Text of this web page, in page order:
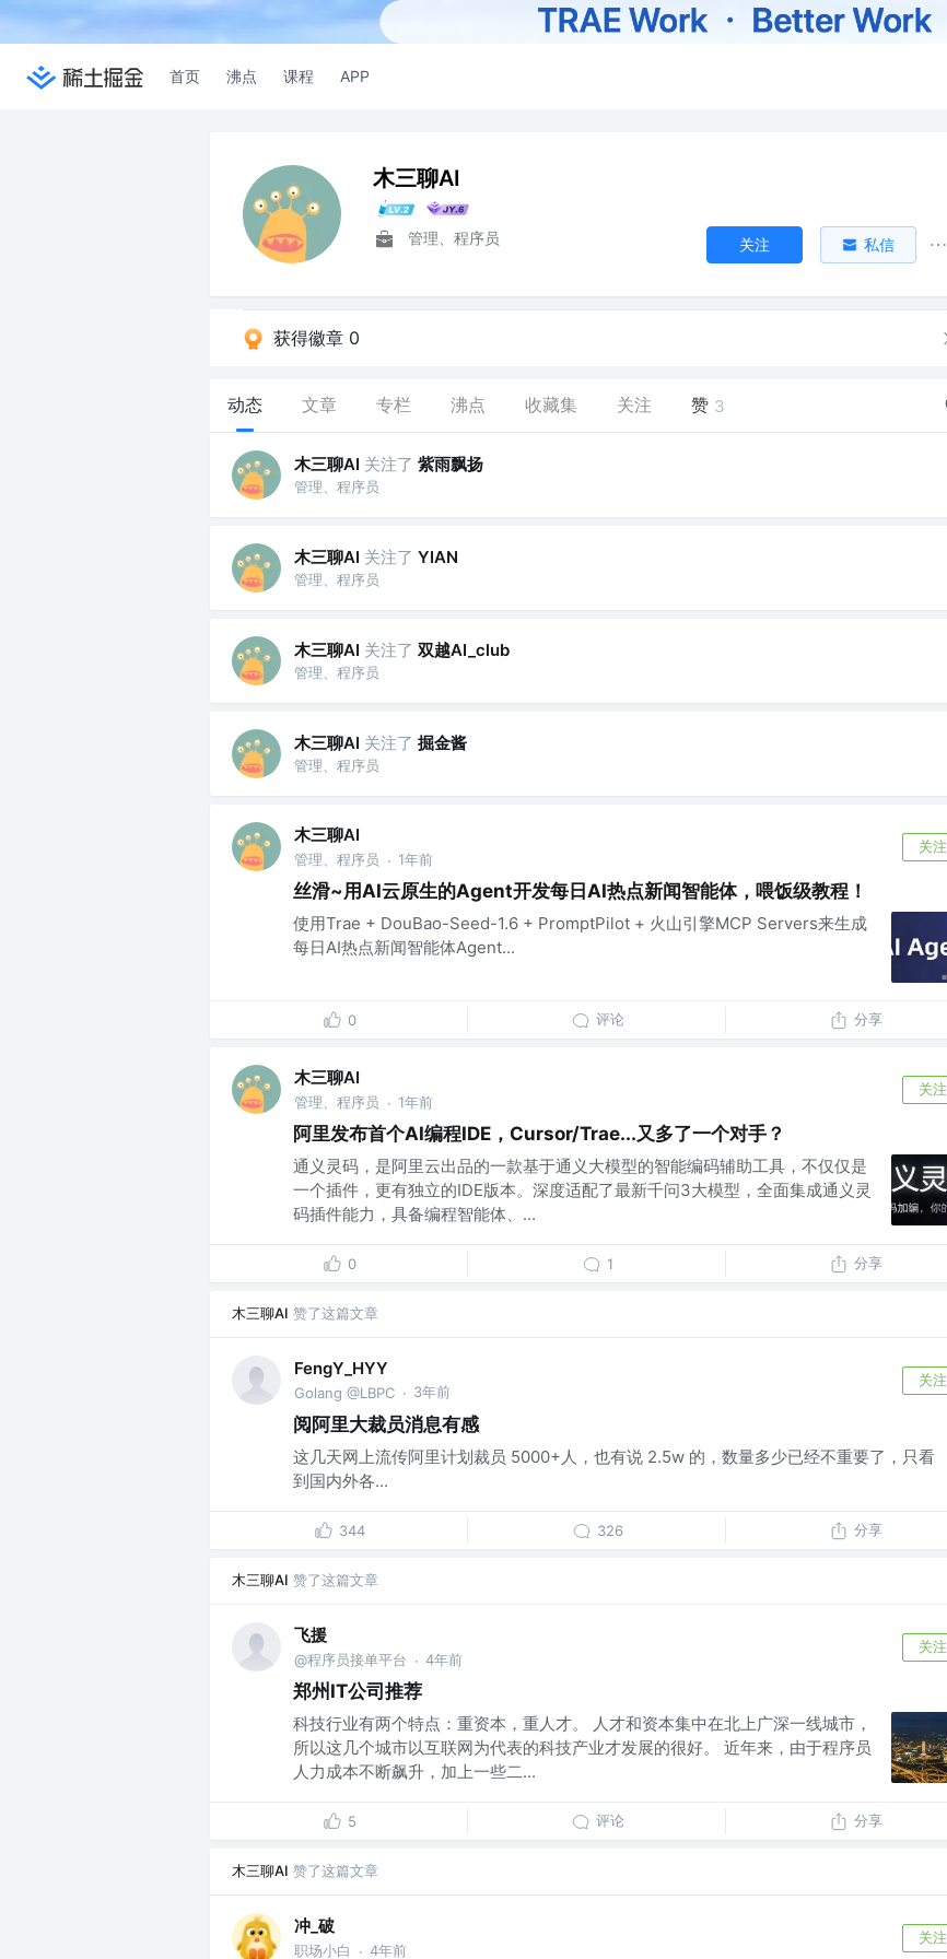
首页 沸点 课程 APP
木三聊AI
管理、程序员 关注 私信
获得徽章 0
动态 文章 专栏 沸点 收藏集 关注 赞 3
木三聊AI 关注了 紫雨飘扬
管理、程序员
木三聊AI 关注了 YIAN
管理、程序员
木三聊AI 关注了 双越AI_club
管理、程序员
木三聊AI 关注了 掘金酱
管理、程序员
木三聊AI
管理、程序员 · 1年前
关注
丝滑~用AI云原生的Agent开发每日AI热点新闻智能体，喂饭级教程！
使用Trae + DouBao-Seed-1.6 + PromptPilot + 火山引擎MCP Servers来生成
每日AI热点新闻智能体Agent...
0 评论 分享
木三聊AI
管理、程序员 · 1年前
关注
阿里发布首个AI编程IDE，Cursor/Trae...又多了一个对手？
通义灵码，是阿里云出品的一款基于通义大模型的智能编码辅助工具，不仅仅是
一个插件，更有独立的IDE版本。深度适配了最新千问3大模型，全面集成通义灵
码插件能力，具备编程智能体、...
0 1 分享
木三聊AI 赞了这篇文章
FengY_HYY
Golang @LBPC · 3年前
关注
阅阿里大裁员消息有感
这几天网上流传阿里计划裁员 5000+人，也有说 2.5w 的，数量多少已经不重要了，只看
到国内外各...
344 326 分享
木三聊AI 赞了这篇文章
飞援
@程序员接单平台 · 4年前
关注
郑州IT公司推荐
科技行业有两个特点：重资本，重人才。 人才和资本集中在北上广深一线城市，
所以这几个城市以互联网为代表的科技产业才发展的很好。 近年来，由于程序员
人力成本不断飙升，加上一些二...
5 评论 分享
木三聊AI 赞了这篇文章
冲_破
职场小白 · 4年前
关注